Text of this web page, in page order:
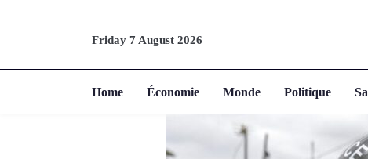
Friday 7 August 2026
Home Économie Monde Politique